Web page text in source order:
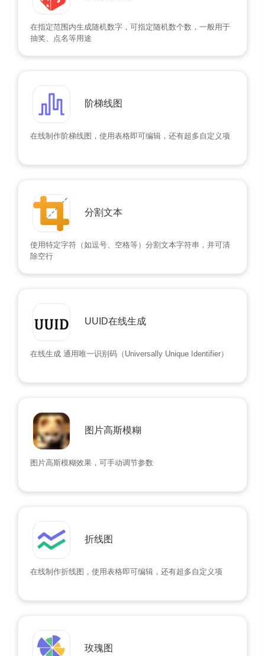
在指定范围内生成随机数字，可指定随机数个数，一般用于
抽奖、点名等用途
阶梯线图
在线制作阶梯线图，使用表格即可编辑，还有超多自定义项
分割文本
使用特定字符（如逗号、空格等）分割文本字符串，并可清
除空行
UUID在线生成
在线生成 通用唯一识别码（Universally Unique Identifier）
图片高斯模糊
图片高斯模糊效果，可手动调节参数
折线图
在线制作折线图，使用表格即可编辑，还有超多自定义项
玫瑰图